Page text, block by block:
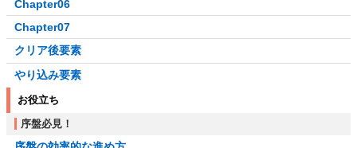
Chapter06
Chapter07
クリア後要素
やり込み要素
お役立ち
序盤必見！